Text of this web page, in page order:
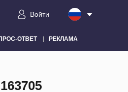
Войти
ОТВЕТ РЕКЛАМА